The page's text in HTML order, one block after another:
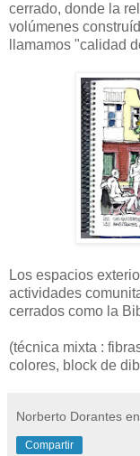
cerrado, donde la
volúmenes
llamamos "calidad
Los espacios
actividades
cerrados como la
(técnica mixta :
colores, block de
Norberto Dorantes en
Compartir